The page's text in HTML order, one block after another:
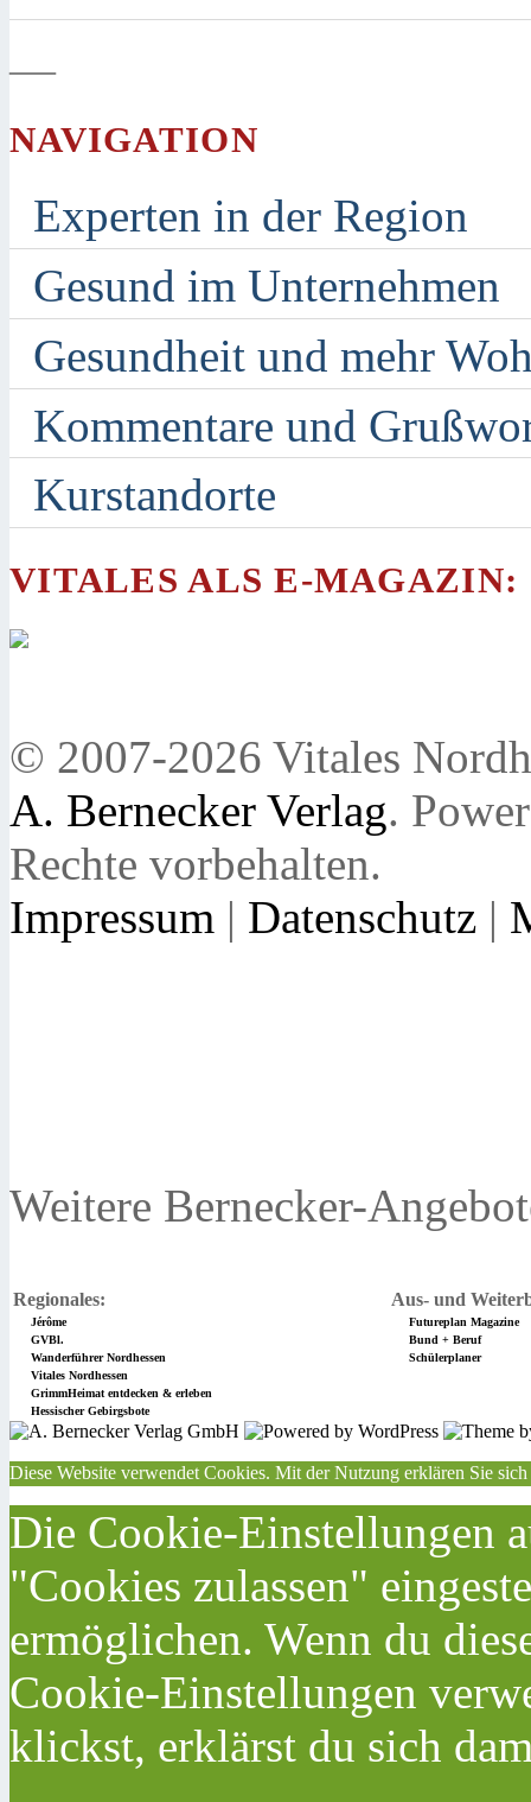
—
NAVIGATION
Experten in der Region
Gesund im Unternehmen
Gesundheit und mehr
Kommentare und
Kurstandorte
VITALES ALS E-MAGAZIN:
© 2007-2026 Vitales
A. Bernecker Verlag.
Rechte vorbehalten.
Impressum | Datenschutz |
Weitere Bernecker-
Regionales: Aus- und
Jérôme
Futureplan Magazine
GVBl.
Bund + Beruf
Wanderführer Nordhessen
Schülerplaner
Vitales Nordhessen
GrimmHeimat entdecken & erleben
Hessischer Gebirgsbote
Diese Website verwendet Cookies. Mit der Nutzung erklären Sie
Die Cookie-Einstellungen
"Cookies zulassen"
ermöglichen. Wenn du
Cookie-Einstellungen
klickst, erklärst du sich